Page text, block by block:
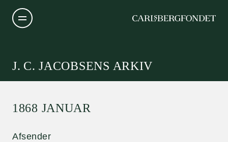
J. C. JACOBSENS ARKIV
1868 JANUAR
Afsender